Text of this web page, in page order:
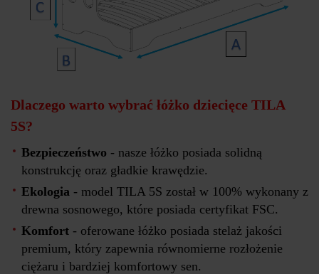
Dlaczego warto wybrać łóżko dziecięce TILA
5S?
Bezpieczeństwo - nasze łóżko posiada solidną
konstrukcję oraz gładkie krawędzie.
Ekologia - model TILA 5S został w 100% wykonany z
drewna sosnowego, które posiada certyfikat FSC.
Komfort - oferowane łóżko posiada stelaż jakości
premium, który zapewnia równomierne rozłożenie
ciężaru i bardziej komfortowy sen.